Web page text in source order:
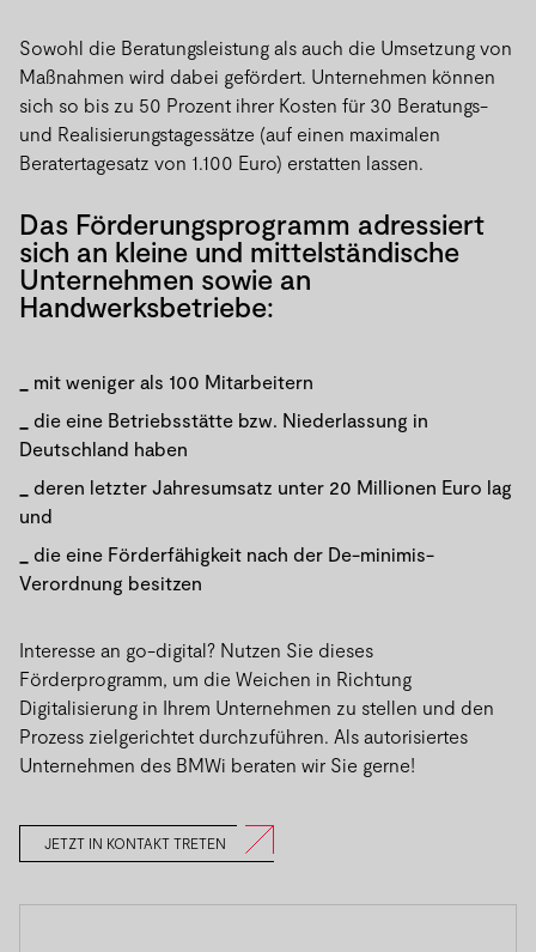
Sowohl die Beratungsleistung als auch die Umsetzung von
Maßnahmen wird dabei gefördert. Unternehmen können
sich so bis zu 50 Prozent ihrer Kosten für 30 Beratungs-
und Realisierungstagessätze (auf einen maximalen
Beratertagesatz von 1.100 Euro) erstatten lassen.
Das Förderungsprogramm adressiert
sich an kleine und mittelständische
Unternehmen sowie an
Handwerksbetriebe:
mit weniger als 100 Mitarbeitern
die eine Betriebsstätte bzw. Niederlassung in
Deutschland haben
deren letzter Jahresumsatz unter 20 Millionen Euro lag
und
die eine Förderfähigkeit nach der De-minimis-
Verordnung besitzen
Interesse an go-digital? Nutzen Sie dieses
Förderprogramm, um die Weichen in Richtung
Digitalisierung in Ihrem Unternehmen zu stellen und den
Prozess zielgerichtet durchzuführen. Als autorisiertes
Unternehmen des BMWi beraten wir Sie gerne!
JETZT IN KONTAKT TRETEN